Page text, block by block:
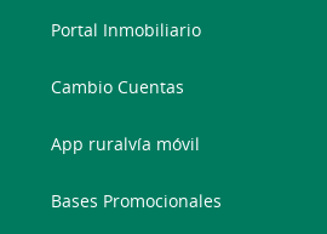
Portal Inmobiliario
Cambio Cuentas
App ruralvía móvil
Bases Promocionales